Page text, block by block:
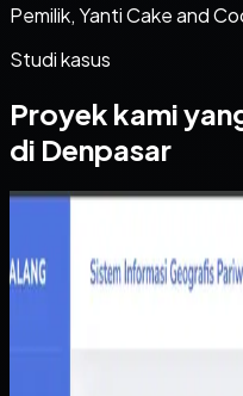
Pemilik, Yanti Cake and
Studi kasus
Proyek kami
di Denpasar
Sistem Informasi